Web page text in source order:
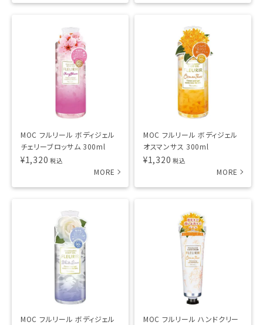
MOC フルリール ボディジェル
チェリーブロッサム 300ml
¥1,320 税込
MOC フルリール ボディジェル
オスマンサス 300ml
¥1,320 税込
MOC フルリール ボディジェル
MOC フルリール ハンドクリー